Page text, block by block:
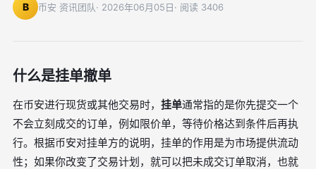
B 币安 资讯团队· 2026年06月05日· 阅读 3406
什么是挂单撤单
在币安进行现货或其他交易时， 挂单通常指的是你先提交一个
不会立刻成交的订单，例如限价单，等待价格达到条件后再执
行。根据币安对挂单方的说明，挂单的作用是为市场提供流动
性；如果你改变了交易计划，就可以把未成交订单取消，也就